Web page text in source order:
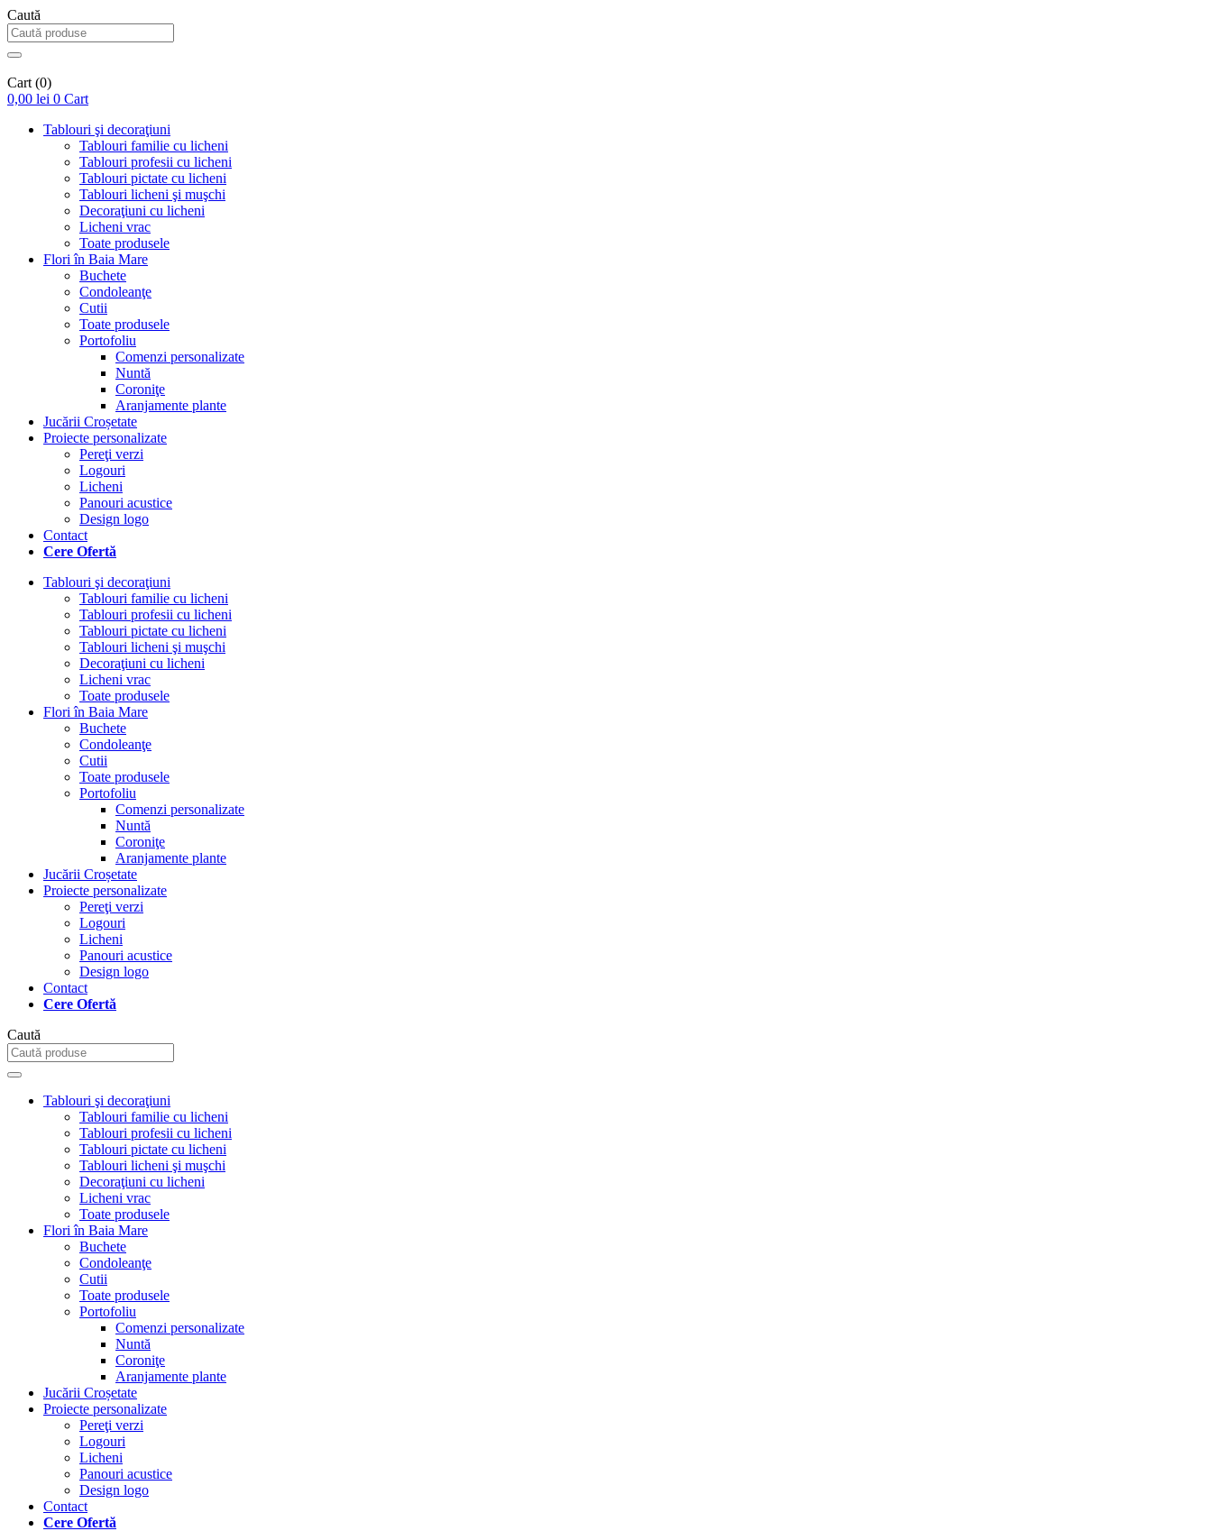
Caută
Cart (0)
0,00 lei 0 Cart
Tablouri şi decoraţiuni
Tablouri familie cu licheni
Tablouri profesii cu licheni
Tablouri pictate cu licheni
Tablouri licheni şi muşchi
Decoraţiuni cu licheni
Licheni vrac
Toate produsele
Flori în Baia Mare
Buchete
Condoleanţe
Cutii
Toate produsele
Portofoliu
Comenzi personalizate
Nuntă
Coroniţe
Aranjamente plante
Jucării Croșetate
Proiecte personalizate
Pereţi verzi
Logouri
Licheni
Panouri acustice
Design logo
Contact
Cere Ofertă
Tablouri şi decoraţiuni
Tablouri familie cu licheni
Tablouri profesii cu licheni
Tablouri pictate cu licheni
Tablouri licheni şi muşchi
Decoraţiuni cu licheni
Licheni vrac
Toate produsele
Flori în Baia Mare
Buchete
Condoleanţe
Cutii
Toate produsele
Portofoliu
Comenzi personalizate
Nuntă
Coroniţe
Aranjamente plante
Jucării Croșetate
Proiecte personalizate
Pereţi verzi
Logouri
Licheni
Panouri acustice
Design logo
Contact
Cere Ofertă
Caută
Tablouri şi decoraţiuni
Tablouri familie cu licheni
Tablouri profesii cu licheni
Tablouri pictate cu licheni
Tablouri licheni şi muşchi
Decoraţiuni cu licheni
Licheni vrac
Toate produsele
Flori în Baia Mare
Buchete
Condoleanţe
Cutii
Toate produsele
Portofoliu
Comenzi personalizate
Nuntă
Coroniţe
Aranjamente plante
Jucării Croșetate
Proiecte personalizate
Pereţi verzi
Logouri
Licheni
Panouri acustice
Design logo
Contact
Cere Ofertă